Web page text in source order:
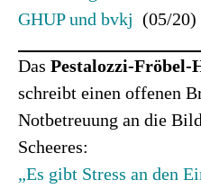
GHUP und bvkj (05/20)
Das Pestalozzi-Fröbel-
schreibt einen offenen
Notbetreuung an die
Scheeres:
„Es gibt Stress an den